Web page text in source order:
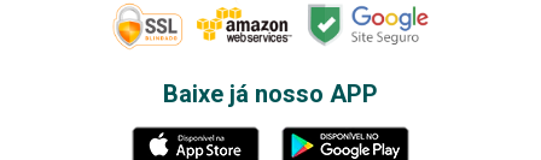
Baixe já nosso APP